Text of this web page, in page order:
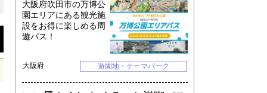
大阪府吹田市の万博公
園エリアにある観光施
設をお得に楽しめる周
遊パス！
大阪府 遊園地・テーマパーク